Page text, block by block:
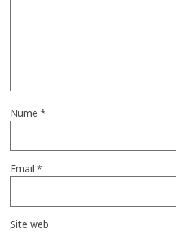
Nume *
Email *
Site web